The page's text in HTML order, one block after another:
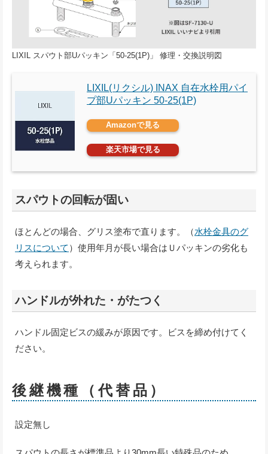
LIXIL スパウト部Uパッキン「50-25(1P)」 修理・交換説明図
LIXIL(リクシル) INAX 自在水栓用パイ
プ部Uパッキン 50-25(1P)
Amazonで見る
楽天市場で見る
スパウトの回転が固い
ほとんどの場合、グリス塗布で直ります。（水栓金具のグ
リスについて ）使用年月が長い場合はＵパッキンの劣化も
考えられます。
ハンドルが外れた・がたつく
ハンドル固定ビスの緩みが原因です。ビスを締め付けてく
ださい。
後継機種（代替品）
設定無し